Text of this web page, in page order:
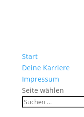
Start
Deine Karriere
Impressum
Seite wählen